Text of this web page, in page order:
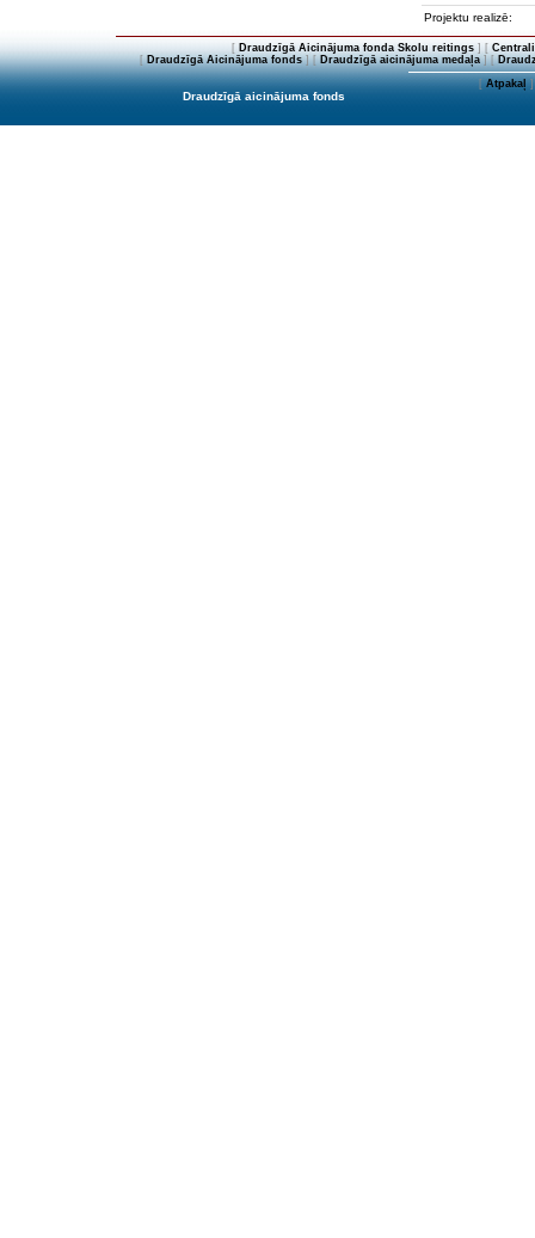
Projektu realizē:
[ Draudzīgā Aicinājuma fonda Skolu reitings] [
[Draudzīgā Aicinājuma fonds] [Draudzīgā aicinājuma medaļa] [
[Atpakaļ]
Draudzīgā aicinājuma fonds